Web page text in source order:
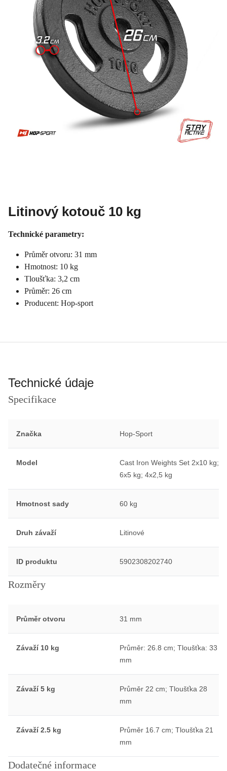
Litinový kotouč 10 kg
Technické parametry:
Průměr otvoru: 31 mm
Hmotnost: 10 kg
Tloušťka: 3,2 cm
Průměr: 26 cm
Producent: Hop-sport
Technické údaje
Specifikace
Značka Hop-Sport
Model
Cast Iron Weights Set 2x10 kg;
6x5 kg; 4x2,5 kg
Hmotnost sady 60 kg
Druh závaží Litinové
ID produktu 5902308202740
Rozměry
Průměr otvoru 31 mm
Závaží 10 kg
Průměr: 26.8 cm; Tloušťka: 33
mm
Závaží 5 kg
Průměr 22 cm; Tloušťka 28
mm
Závaží 2.5 kg
Průměr 16.7 cm; Tloušťka 21
mm
Dodatečné informace